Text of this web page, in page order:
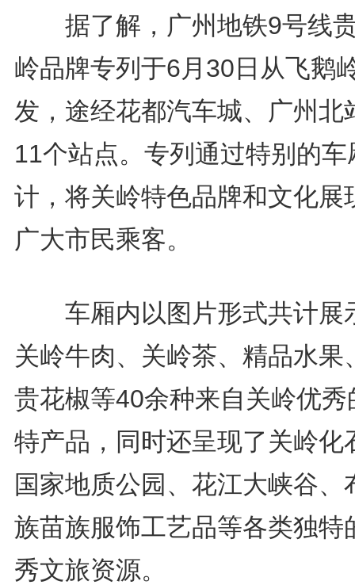
据了解，广州地铁9号线
岭品牌专列于6月30日从飞鹅
发，途经花都汽车城、广州北
11个站点。专列通过特别的车
计，将关岭特色品牌和文化展
广大市民乘客。
车厢内以图片形式共计展
关岭牛肉、关岭茶、精品水果
贵花椒等40余种来自关岭优秀
特产品，同时还呈现了关岭化
国家地质公园、花江大峡谷、
族苗族服饰工艺品等各类独特
秀文旅资源。